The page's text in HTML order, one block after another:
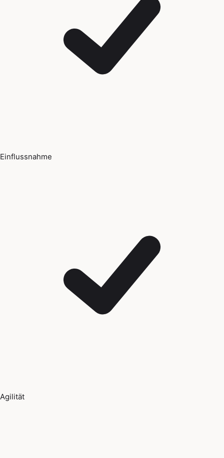
Einflussnahme
Agilität